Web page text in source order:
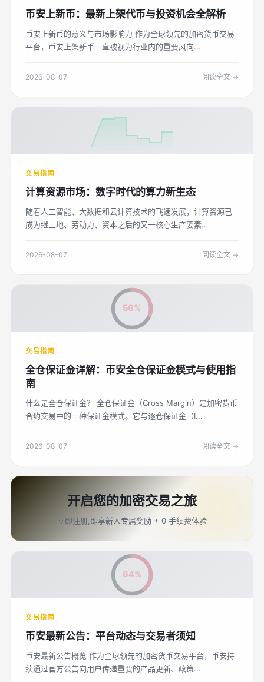
币安上新币：最新上架代币与投资机会全解析
币安上新币的意义与市场影响力 作为全球领先的加密货币交易
平台，币安上架新币一直被视为行业内的重要风向...
2026-08-07 阅读全文 →
交易指南
计算资源市场：数字时代的算力新生态
随着人工智能、大数据和云计算技术的飞速发展，计算资源已
成为继土地、劳动力、资本之后的又一核心生产要素...
2026-08-07 阅读全文 →
56%
交易指南
全仓保证金详解：币安全仓保证金模式与使用指
南
什么是全仓保证金？ 全仓保证金（Cross Margin）是加密货币
合约交易中的一种保证金模式。它与逐仓保证金（I...
2026-08-07 阅读全文 →
开启您的加密交易之旅
立即注册,即享新人专属奖励 + 0 手续费体验
64%
交易指南
币安最新公告：平台动态与交易者须知
币安最新公告概览 作为全球领先的加密货币交易平台，币安持
续通过官方公告向用户传递重要的产品更新、政策...